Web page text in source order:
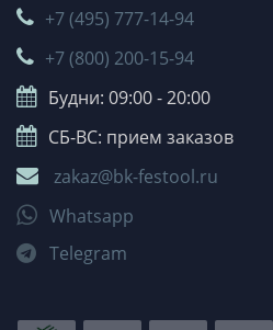
+7 (495) 777-14-94
+7 (800) 200-15-94
Будни: 09:00 - 20:00
СБ-ВС: прием заказов
zakaz@bk-festool.ru
Whatsapp
Telegram